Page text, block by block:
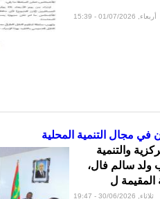
أربعاء, 01/07/2026 - 15:39
في مجال التنمية المحلية
والتنمية
ولد سالم فال،
المقيمة ل
ثلاثاء, 30/06/2026 - 19:47